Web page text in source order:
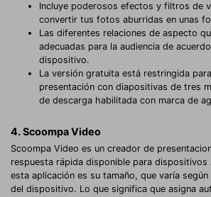
Incluye poderosos efectos y filtros de
convertir tus fotos aburridas en unas
Las diferentes relaciones de aspecto
adecuadas para la audiencia de
dispositivo.
La versión gratuita está restringida
presentación con diapositivas de tres
de descarga habilitada con marca de
4. Scoompa Video
Scoompa Video es un creador de
respuesta rápida disponible para
esta aplicación es su tamaño, que varía
del dispositivo. Lo que significa que asigna